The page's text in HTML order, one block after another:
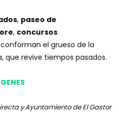
, paseo de
, concursos
conforman el grueso de la
que revive tiempos pasados.
y Ayuntamiento de El Gastor